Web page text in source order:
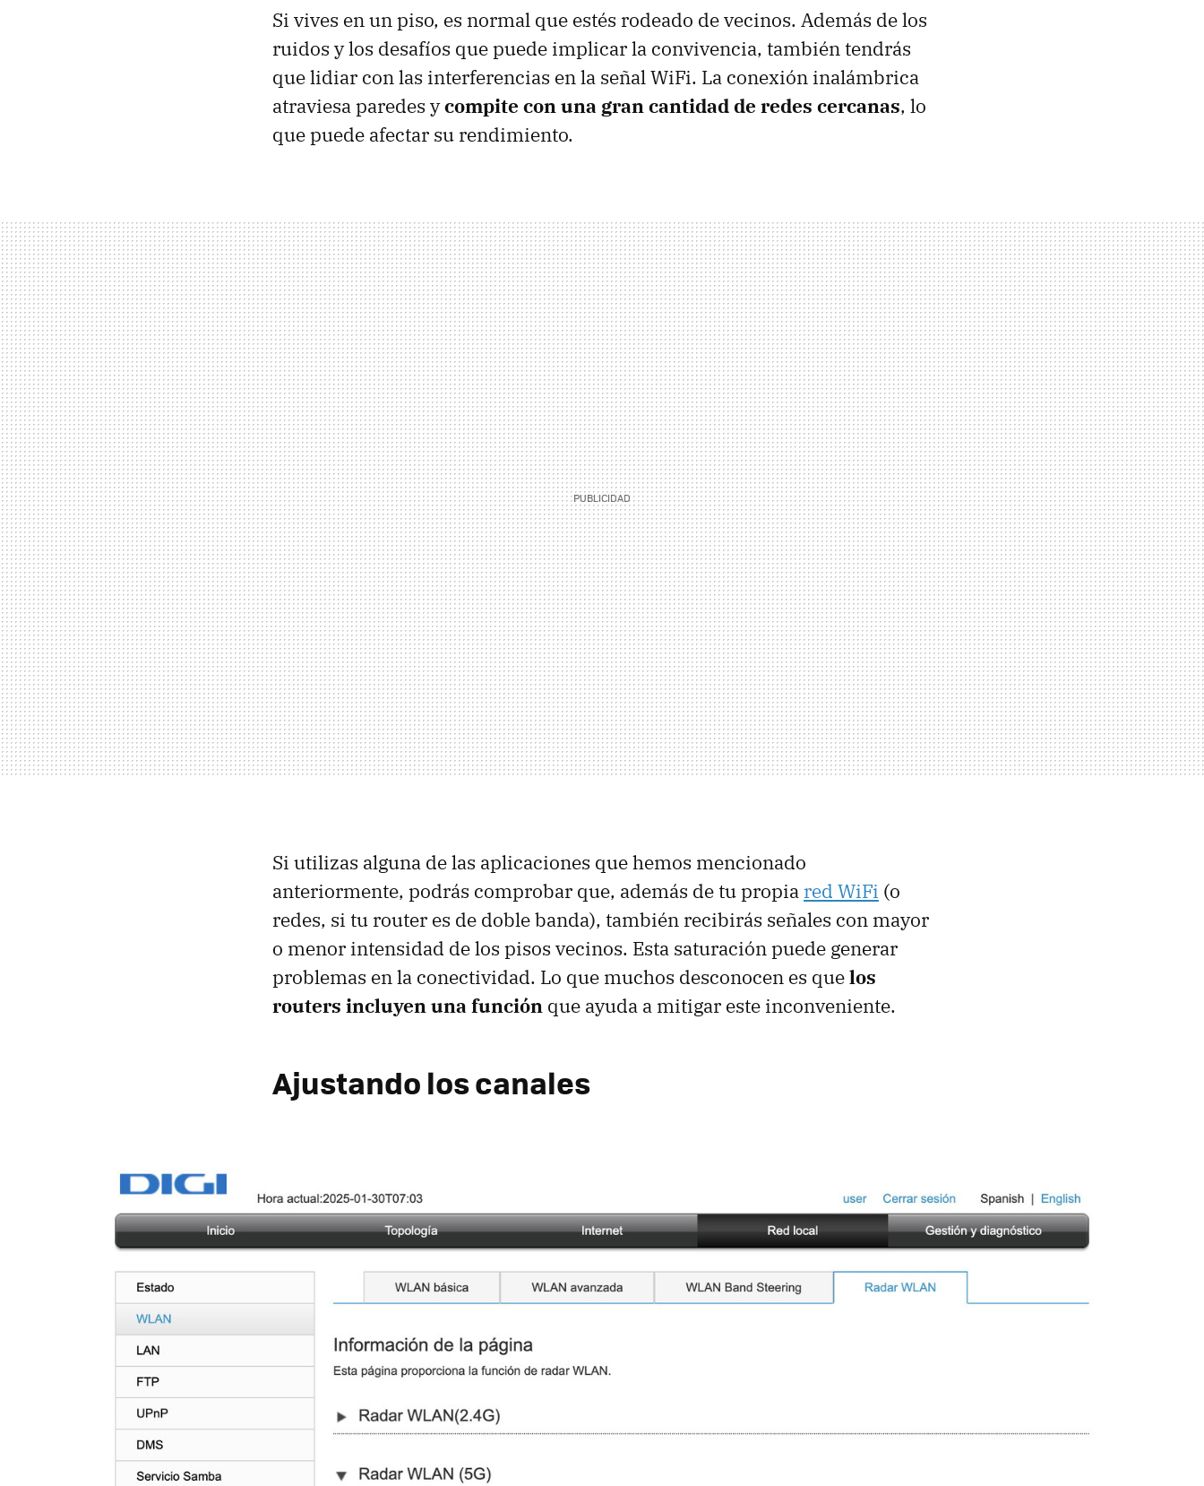
Si vives en un piso, es normal que estés rodeado de vecinos. Además de los
ruidos y los desafíos que puede implicar la convivencia, también tendrás
que lidiar con las interferencias en la señal WiFi. La conexión inalámbrica
atraviesa paredes ycompite con una gran cantidad de redes cercanas, lo
que puede afectar su rendimiento.
Si utilizas alguna de las aplicaciones que hemos mencionado
anteriormente, podrás comprobar que, además de tu propia red WiFi (o
redes, si tu router es de doble banda), también recibirás señales con mayor
o menor intensidad de los pisos vecinos. Esta saturación puede generar
problemas en la conectividad. Lo que muchos desconocen es quelos
routers incluyen una función que ayuda a mitigar este inconveniente.
Ajustando los canales